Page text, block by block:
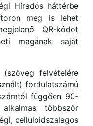
Híradós háttérbe
meg is lehet
QR-kódot
magának saját
felvételére
fordulatszámú
függően 90-
többször
celluloidszalagos